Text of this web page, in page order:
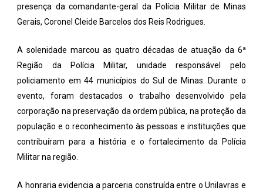
presença da comandante-geral da Polícia Militar de Minas
Gerais, Coronel Cleide Barcelos dos Reis Rodrigues.
A solenidade marcou as quatro décadas de atuação da 6ª
Região da Polícia Militar, unidade responsável pelo
policiamento em 44 municípios do Sul de Minas. Durante o
evento, foram destacados o trabalho desenvolvido pela
corporação na preservação da ordem pública, na proteção da
população e o reconhecimento às pessoas e instituições que
contribuíram para a história e o fortalecimento da Polícia
Militar na região.
A honraria evidencia a parceria construída entre o Unilavras e